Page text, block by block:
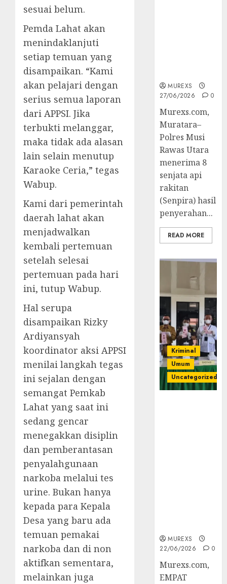
sesuai belum.
Pemda Lahat akan
menindaklanjuti
setiap temuan yang
disampaikan. “Kami
akan pelajari dengan
serius semua laporan
dari APPSI. Jika
terbukti melanggar,
maka tidak ada alasan
lain selain menutup
Karaoke Ceria,” tegas
Wabup.
Kami dari pemerintah
daerah lahat akan
menjadwalkan
kembali pertemuan
setelah selesai
pertemuan pada hari
ini, tutup Wabup.
Hal serupa
disampaikan Rizky
Ardiyansyah
koordinator aksi APPSI
menilai langkah tegas
ini sejalan dengan
semangat Pemkab
Lahat yang saat ini
sedang gencar
menegakkan disiplin
dan pemberantasan
penyalahgunaan
narkoba melalui tes
urine. Bukan hanya
kepada para Kepala
Desa yang baru ada
temuan pemakai
narkoba dan di non
aktifkan sementara,
melainkan juga
MUREXS
27/06/2026
0
Murexs.com,
Muratara–
Polres Musi
Rawas Utara
menerima 8
senjata api
rakitan
(Senpira) hasil
penyerahan...
READ MORE
Kriminal
Umum
Uncategorized
MUREXS
22/06/2026
0
‎Murexs.com,
EMPAT